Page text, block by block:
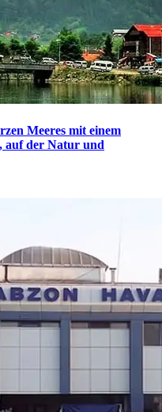
Meeres mit einem
auf der Natur und